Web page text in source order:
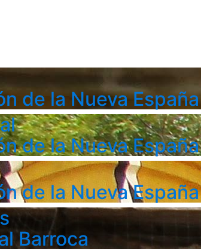
de la Nueva España
de la Nueva España
de la Nueva España
Barroca